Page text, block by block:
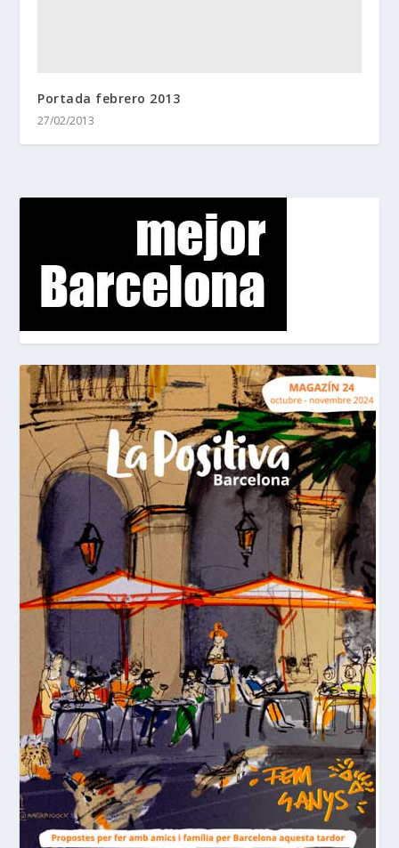
Portada febrero 2013
27/02/2013